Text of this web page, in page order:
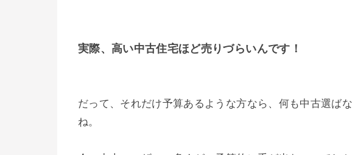
実際、高い中古住宅ほど売りづらいんです！
だって、それだけ予算あるような方なら、何も中古選ば
ね。